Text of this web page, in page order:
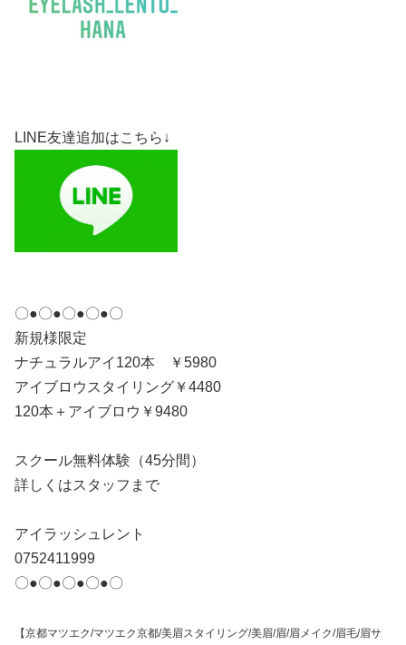
LINE友達追加はこちら↓
〇●〇●〇●〇●〇
新規様限定
ナチュラルアイ120本 ￥5980
アイブロウスタイリング￥4480
120本＋アイブロウ￥9480
スクール無料体験（45分間）
詳しくはスタッフまで
アイラッシュレント
0752411999
〇●〇●〇●〇●〇
【京都マツエク/マツエク京都/美眉スタイリング/美眉/眉/眉メイク/眉毛/眉サ